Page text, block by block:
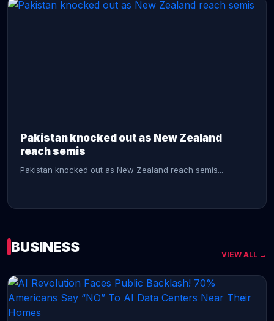
Pakistan knocked out as New Zealand
reach semis
Pakistan knocked out as New Zealand reach semis...
CONTINUE READING →
BUSINESS VIEW ALL →